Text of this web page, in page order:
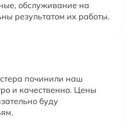
обслуживание на
результатом их работы.
починили наш
и качественно. Цены
буду